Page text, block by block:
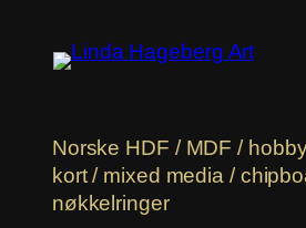
innhold
Norske HDF / MDF /
kort / mixed media /
nøkkelringer